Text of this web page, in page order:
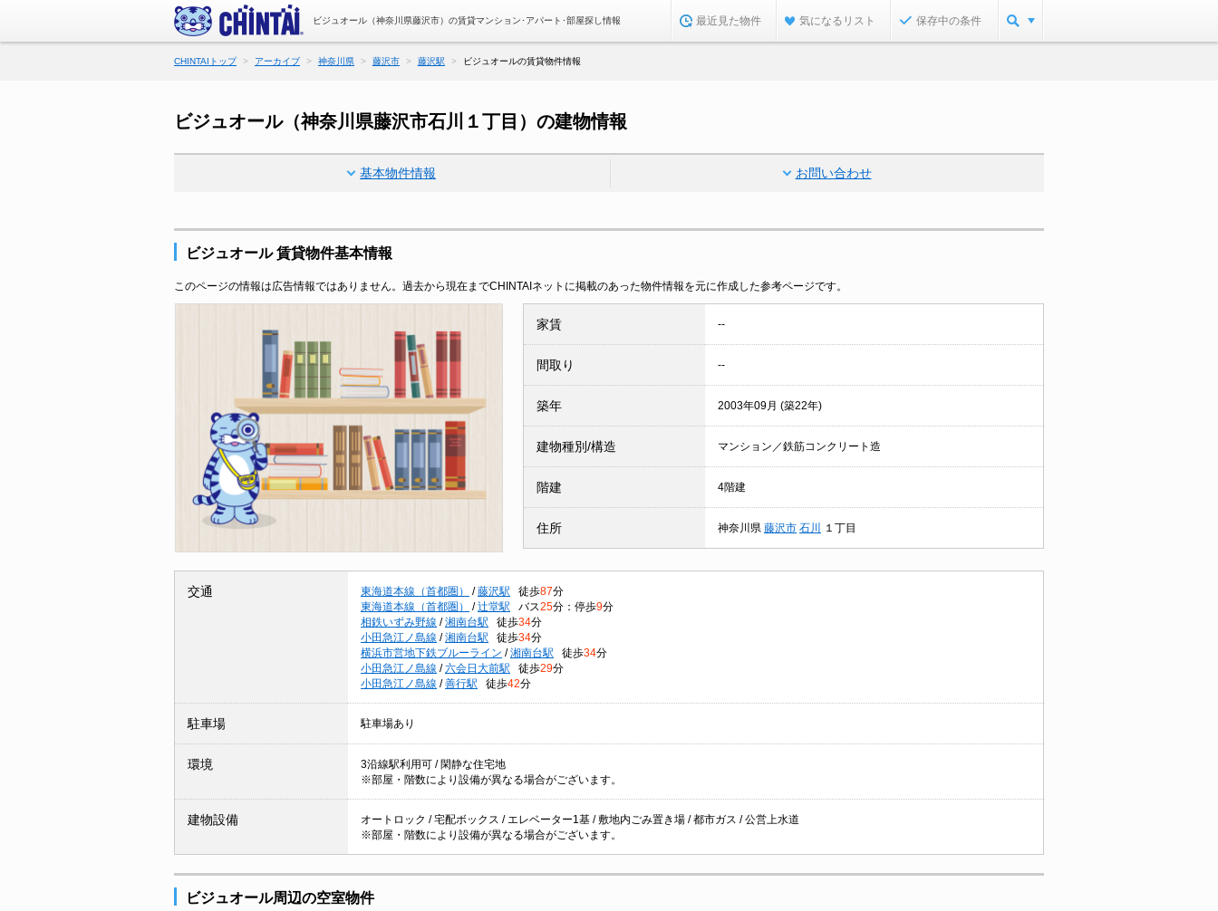
ビジュオール（神奈川県藤沢市）の賃貸マンション･アパート･部屋探し情報 最近見た物件 気になるリスト 保存中の条件
CHINTAIトップ アーカイブ 神奈川県 藤沢市 藤沢駅 ビジュオールの賃貸物件情報
ビジュオール（神奈川県藤沢市石川１丁目）の建物情報
基本物件情報 お問い合わせ
ビジュオール 賃貸物件基本情報
このページの情報は広告情報ではありません。過去から現在までCHINTAIネットに掲載のあった物件情報を元に作成した参考ページです。
家賃 --
間取り --
築年 2003年09月 (築22年)
建物種別/構造 マンション／鉄筋コンクリート造
階建 4階建
住所 神奈川県 藤沢市 石川 １丁目
交通 東海道本線（首都圏） / 藤沢駅 徒歩87分
東海道本線（首都圏）
/ 辻堂駅 バス25分：停歩9分
相鉄いずみ野線 / 湘南台駅 徒歩34分
小田急江ノ島線 / 湘南台駅 徒歩34分
横浜市営地下鉄ブルーライン / 湘南台駅 徒歩34分
小田急江ノ島線 / 六会日大前駅 徒歩29分
小田急江ノ島線 / 善行駅 徒歩42分
駐車場 駐車場あり
環境
3沿線駅利用可 / 閑静な住宅地
※部屋・階数により設備が異なる場合がございます。
建物設備
オートロック / 宅配ボックス / エレベーター1基 / 敷地内ごみ置き場 / 都市ガス / 公営上水道
※部屋・階数により設備が異なる場合がございます。
ビジュオール周辺の空室物件